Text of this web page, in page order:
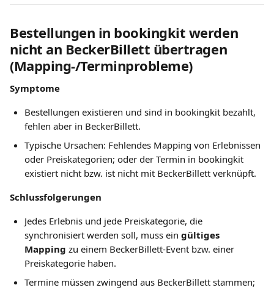
Bestellungen in bookingkit werden
nicht an BeckerBillett übertragen
(Mapping-/Terminprobleme)
Symptome
Bestellungen existieren und sind in bookingkit bezahlt,
fehlen aber in BeckerBillett.
Typische Ursachen: Fehlendes Mapping von Erlebnissen
oder Preiskategorien; oder der Termin in bookingkit
existiert nicht bzw. ist nicht mit BeckerBillett verknüpft.
Schlussfolgerungen
Jedes Erlebnis und jede Preiskategorie, die
synchronisiert werden soll, muss ein gültiges
Mapping zu einem BeckerBillett-Event bzw. einer
Preiskategorie haben.
Termine müssen zwingend aus BeckerBillett stammen;